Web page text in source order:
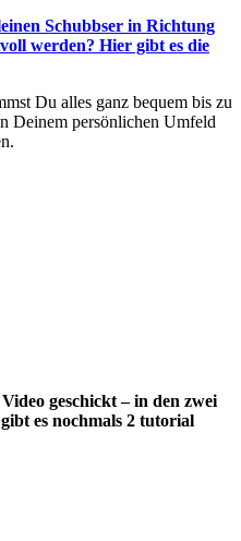
Schubbser in Richtung
werden? Hier gibt es die
Du alles ganz bequem bis zu
Deinem persönlichen Umfeld
geschickt – in den zwei
es nochmals 2 tutorial